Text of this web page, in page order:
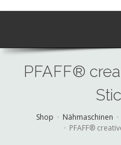
PFAFF®
Shop Nähmaschinen
PFAFF®